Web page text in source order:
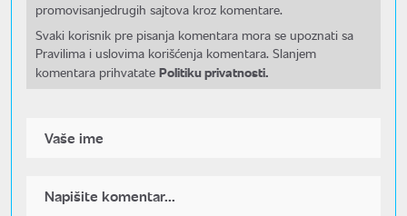
promovisanjedrugih sajtova kroz komentare.
Svaki korisnik pre pisanja komentara mora se upoznati sa
Pravilima i uslovima korišćenja komentara. Slanjem
komentara prihvatate Politiku privatnosti.